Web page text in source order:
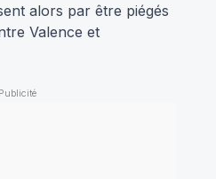
alors par être piégés
Valence et